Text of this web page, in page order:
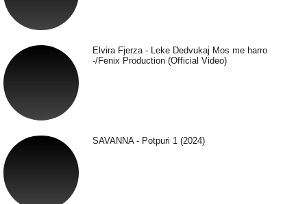
Elvira Fjerza - Leke Dedvukaj Mos me harro
-/Fenix Production (Official Video)
SAVANNA - Potpuri 1 (2024)